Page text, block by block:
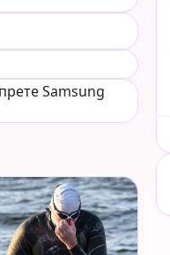
Samsung